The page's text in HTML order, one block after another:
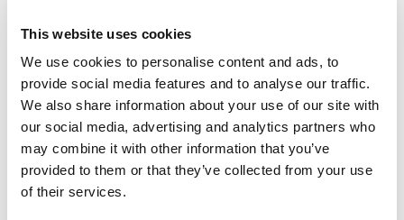
This website uses cookies
We use cookies to personalise content and ads, to
provide social media features and to analyse our traffic.
We also share information about your use of our site with
our social media, advertising and analytics partners who
may combine it with other information that you’ve
provided to them or that they’ve collected from your use
of their services.
majorité des Juifs qui soutiennent le droit
d'Israël à exister ou les Israéliens, une
catégorie protégée lorsqu'elle est prise pour
cible en raison de son origine nationale. Mais
même dans les cas où le tribunal refuse de
traiter ces affaires, telles que le vandalisme,